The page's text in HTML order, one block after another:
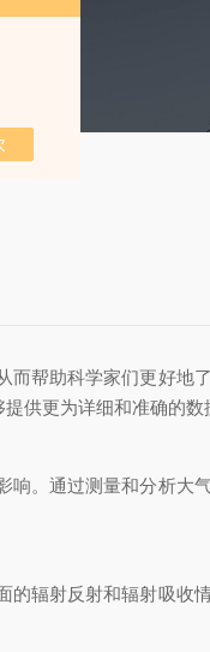
帮助科学家们更好地
供更为详细和准确的数
。通过测量和分析大
辐射反射和辐射吸收